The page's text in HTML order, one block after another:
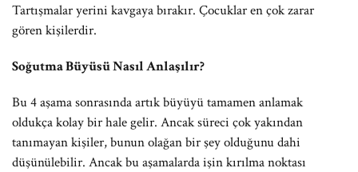
Tartışmalar yerini kavgaya bırakır. Çocuklar en çok zarar
gören kişilerdir.
Soğutma Büyüsü Nasıl Anlaşılır?
Bu 4 aşama sonrasında artık büyüyü tamamen anlamak
oldukça kolay bir hale gelir. Ancak süreci çok yakından
tanımayan kişiler, bunun olağan bir şey olduğunu dahi
düşünülebilir. Ancak bu aşamalarda işin kırılma noktası